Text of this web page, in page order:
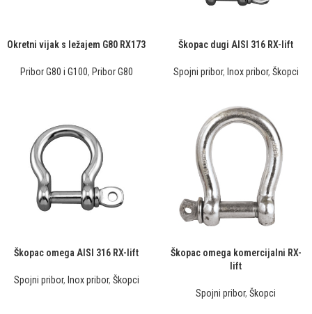
Okretni vijak s ležajem G80 RX173
Pribor G80 i G100, Pribor G80
Škopac dugi AISI 316 RX-lift
Spojni pribor, Inox pribor, Škopci
Škopac omega AISI 316 RX-lift
Spojni pribor, Inox pribor, Škopci
Škopac omega komercijalni RX-
lift
Spojni pribor, Škopci